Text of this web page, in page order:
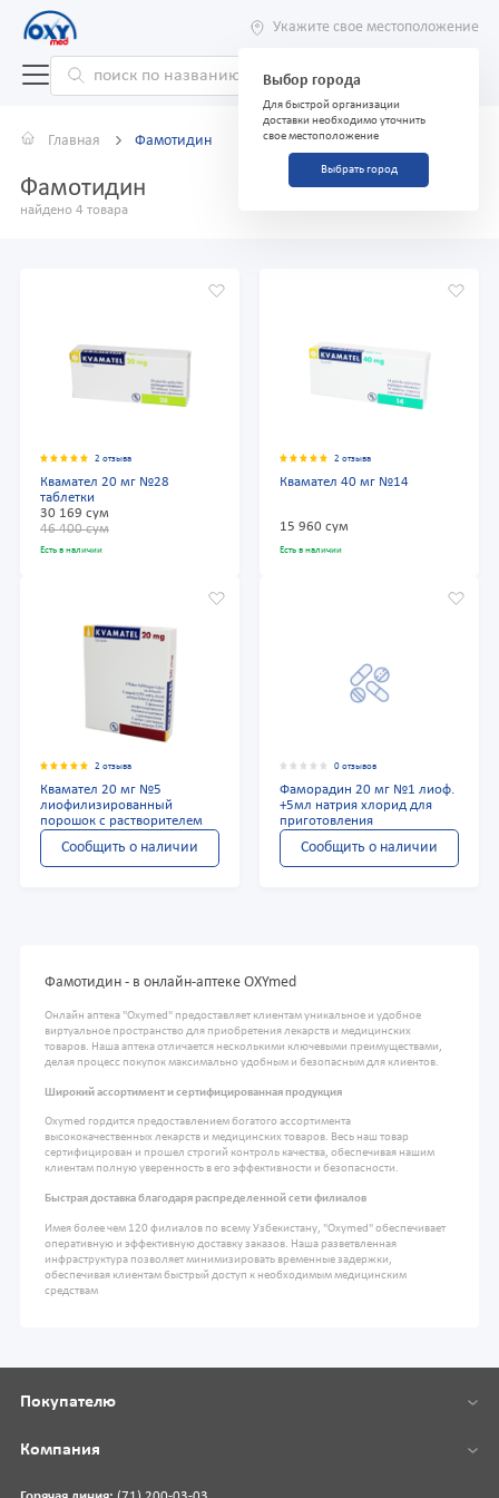
Укажите свое местоположение
Выбор города
Для быстрой организации
доставки необходимо уточнить
свое местоположение
Выбрать город
Главная Фамотидин
Фамотидин
найдено 4 товара
2 отзыва
Квамател 20 мг №28
таблетки
30 169 сум
46 400 сум
Есть в наличии
2 отзыва
Квамател 40 мг №14
15 960 сум
Есть в наличии
2 отзыва
Квамател 20 мг №5
лиофилизированный
порошок с растворителем
Сообщить о наличии
0 отзывов
Фаморадин 20 мг №1 лиоф.
+5мл натрия хлорид для
приготовления
Сообщить о наличии
Фамотидин - в онлайн-аптеке OXYmed
Онлайн аптека "Oxymed" предоставляет клиентам уникальное и удобное
виртуальное пространство для приобретения лекарств и медицинских
товаров. Наша аптека отличается несколькими ключевыми преимуществами,
делая процесс покупок максимально удобным и безопасным для клиентов.
Широкий ассортимент и сертифицированная продукция
Oxymed гордится предоставлением богатого ассортимента
высококачественных лекарств и медицинских товаров. Весь наш товар
сертифицирован и прошел строгий контроль качества, обеспечивая нашим
клиентам полную уверенность в его эффективности и безопасности.
Быстрая доставка благодаря распределенной сети филиалов
Имея более чем 120 филиалов по всему Узбекистану, "Oxymed" обеспечивает
оперативную и эффективную доставку заказов. Наша разветвленная
инфраструктура позволяет минимизировать временные задержки,
обеспечивая клиентам быстрый доступ к необходимым медицинским
средствам
Покупателю
Компания